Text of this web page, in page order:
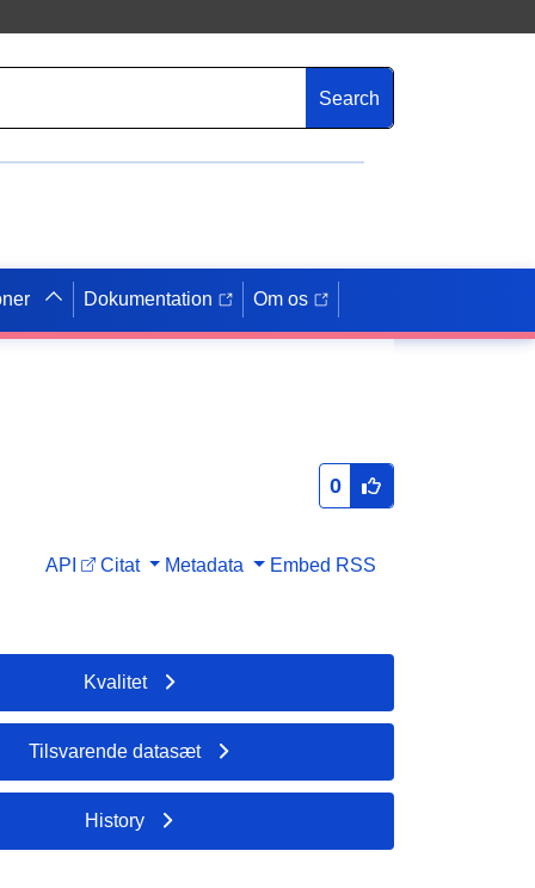
Search
Dokumentation Om os
0
API Citat Metadata Embed RSS
Kvalitet
Tilsvarende datasæt
History